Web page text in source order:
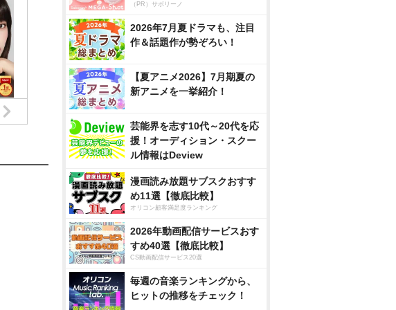
（PR）サボリーノ
2026年7月夏ドラマも、注目
作＆話題作が勢ぞろい！
【夏アニメ2026】7月期夏の
新アニメを一挙紹介！
芸能界を志す10代～20代を応
援！オーディション・スクー
ル情報はDeview
漫画読み放題サブスクおすす
め11選【徹底比較】
オリコン顧客満足度ランキング
2026年動画配信サービスおす
すめ40選【徹底比較】
CS動画配信サービス20選
毎週の音楽ランキングから、
ヒットの推移をチェック！